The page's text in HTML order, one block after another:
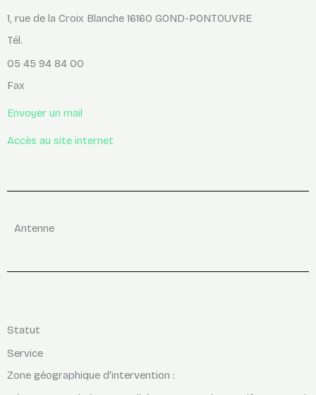
1, rue de la Croix Blanche 16160 GOND-PONTOUVRE
Tél.
05 45 94 84 00
Fax
Envoyer un mail
Accès au site internet
Antenne
Statut
Service
Zone géographique d'intervention :